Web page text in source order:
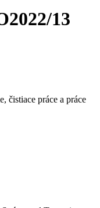
13
čistiace práce a práce